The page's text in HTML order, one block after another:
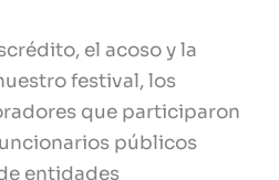
el acoso y la
festival, los
que participaron
públicos
entidades